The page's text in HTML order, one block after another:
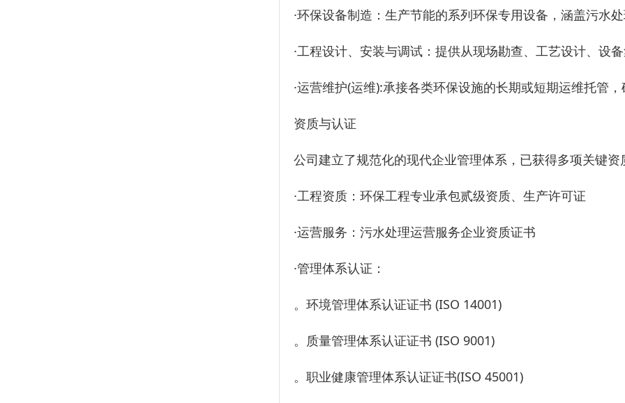
·环保设备制造：生产节能的系列环保专用设备，涵盖污水
·工程设计、安装与调试：提供从现场勘查、工艺设计、设
·运营维护(运维):承接各类环保设施的长期或短期运维托管，
资质与认证
公司建立了规范化的现代企业管理体系，已获得多项关键资
·工程资质：环保工程专业承包贰级资质、生产许可证
·运营服务：污水处理运营服务企业资质证书
·管理体系认证：
。环境管理体系认证证书 (ISO 14001)
。质量管理体系认证证书 (ISO 9001)
。职业健康管理体系认证证书(ISO 45001)